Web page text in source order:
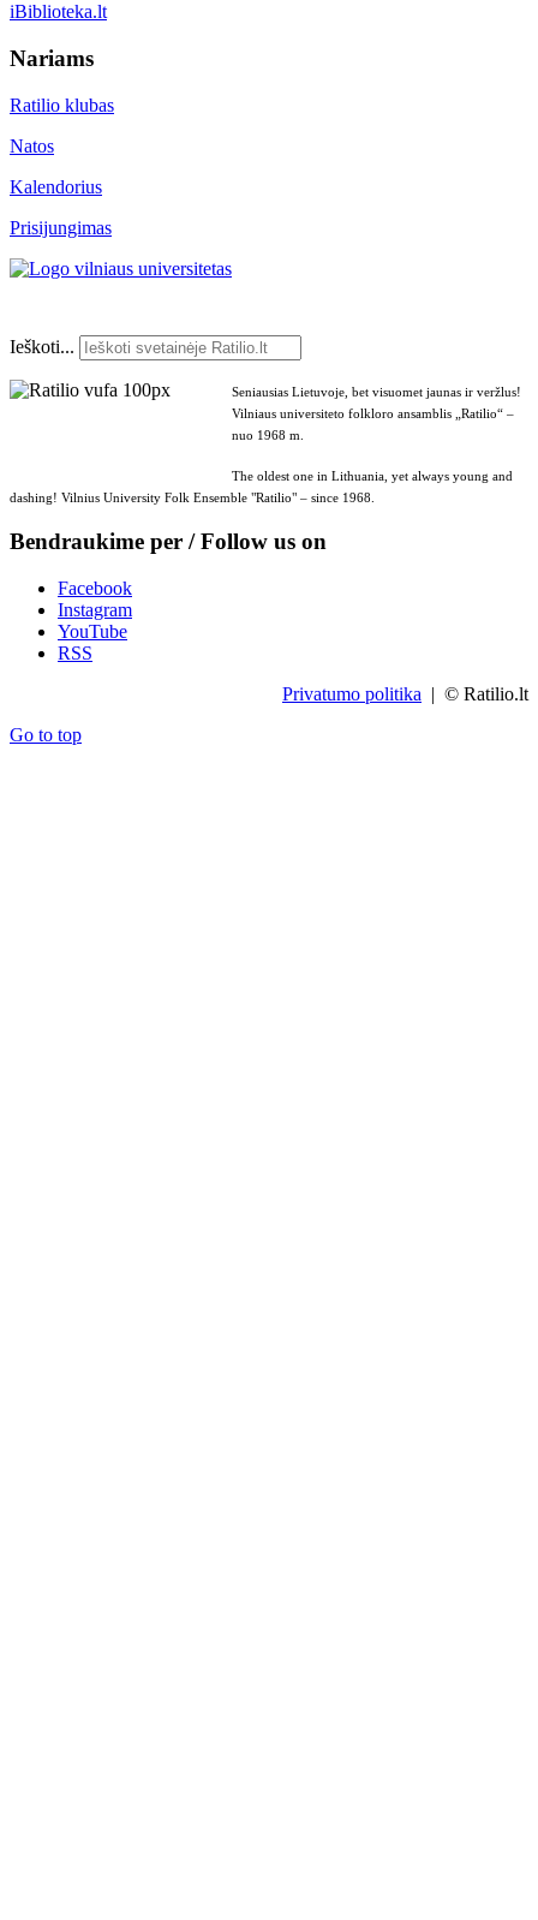
iBiblioteka.lt
Nariams
Ratilio klubas
Natos
Kalendorius
Prisijungimas
Ieškoti...
Seniausias Lietuvoje, bet visuomet jaunas ir veržlus!
Vilniaus universiteto folkloro ansamblis „Ratilio“ –
nuo 1968 m.
The oldest one in Lithuania, yet always young and
dashing! Vilnius University Folk Ensemble "Ratilio" – since 1968.
Bendraukime per / Follow us on
Facebook
Instagram
YouTube
RSS
Privatumo politika | © Ratilio.lt
Go to top